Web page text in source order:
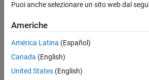
Candela
2020
1
Risposta
Puoi anche selezionare un sito web dal
Americhe
América Latina (Español)
Canada (English)
United States (English)